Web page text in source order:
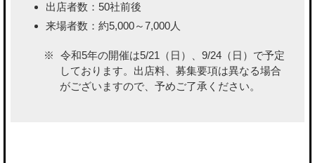
出店者数：50社前後
来場者数：約5,000～7,000人
令和5年の開催は5/21（日）、9/24（日）で予定
しております。出店料、募集要項は異なる場合
がございますので、予めご了承ください。